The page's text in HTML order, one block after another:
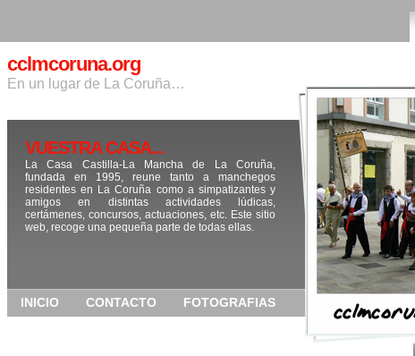
cclmcoruna.org
En un lugar de La Coruña…
VUESTRA CASA...
La Casa Castilla-La Mancha de La Coruña,
fundada en 1995, reune tanto a manchegos
residentes en La Coruña como a simpatizantes y
amigos en distintas actividades lúdicas,
certámenes, concursos, actuaciones, etc. Este sitio
web, recoge una pequeña parte de todas ellas.
INICIO CONTACTO FOTOGRAFIAS